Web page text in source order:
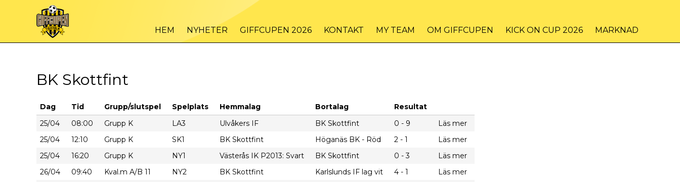
HEM NYHETER GIFFCUPEN 2026 KONTAKT MY TEAM OM GIFFCUPEN KICK ON CUP 2026 MARKNAD
BK Skottfint
Dag Tid Grupp/slutspel Spelplats Hemmalag Bortalag
Resultat
25/04
08:00 Grupp K LA3 Ulvåkers IF BK Skottfint 0 - 9
Läs mer
25/04
12:10 Grupp K SK1 BK Skottfint Höganäs BK - Röd 2 - 1
Läs mer
25/04
16:20 Grupp K NY1 Västerås IK P2013: Svart BK Skottfint 0 - 3
Läs mer
26/04
09:40 Kval.m A/B 11 NY2 BK Skottfint Karlslunds IF lag vit 4 - 1
Läs mer